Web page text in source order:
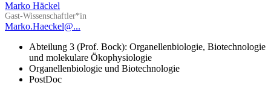
Marko Häckel
Gast-Wissenschaftler*in
Marko.Haeckel@...
Abteilung 3 (Prof. Bock): Organellenbiologie, Biotechnologie
und molekulare Ökophysiologie
Organellenbiologie und Biotechnologie
PostDoc